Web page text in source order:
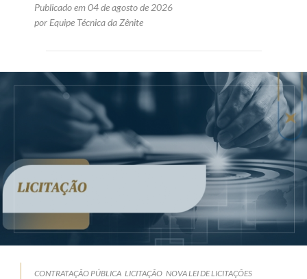
Publicado em 04 de agosto de 2026
por Equipe Técnica da Zênite
CONTRATAÇÃO PÚBLICA LICITAÇÃO NOVA LEI DE LICITAÇÕES